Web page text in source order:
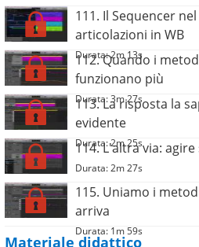
111. Il Sequencer
articolazioni in WB
Durata: 2m 13s
112. Quando i
funzionano più
Durata: 3m 27s
113. La risposta la
evidente
Durata: 2m 25s
114. L'altra via:
Durata: 2m 27s
115. Uniamo i
arriva
Durata: 1m 59s
Materiale didattico